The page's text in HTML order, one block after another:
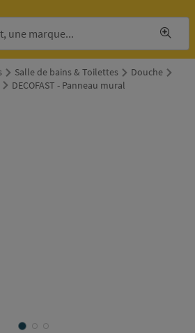
Salle de bains & Toilettes
Douche
DECOFAST - Panneau mural